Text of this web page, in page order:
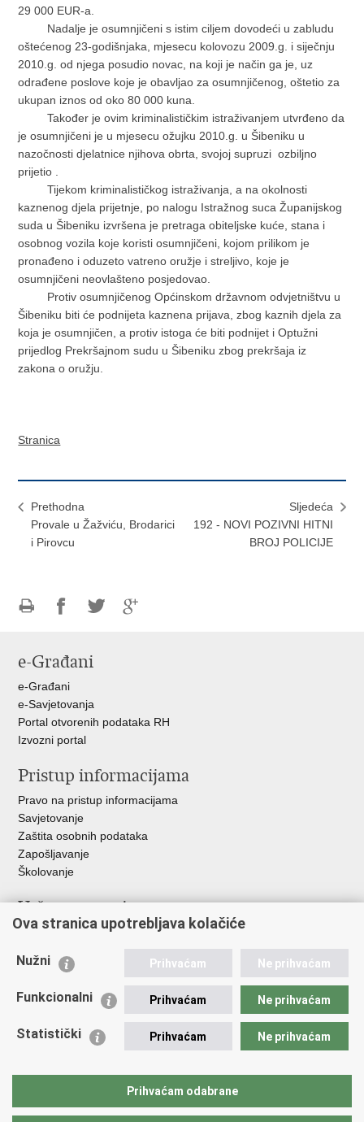
29 000 EUR-a.
Nadalje je osumnjičeni s istim ciljem dovodeći u zabludu
oštećenog 23-godišnjaka, mjesecu kolovozu 2009.g. i siječnju
2010.g. od njega posudio novac, na koji je način ga je, uz
odrađene poslove koje je obavljao za osumnjičenog, oštetio za
ukupan iznos od oko 80 000 kuna.
Također je ovim kriminalističkim istraživanjem utvrđeno da
je osumnjičeni je u mjesecu ožujku 2010.g. u Šibeniku u
nazočnosti djelatnice njihova obrta, svojoj supruzi ozbiljno
prijetio .
Tijekom kriminalističkog istraživanja, a na okolnosti
kaznenog djela prijetnje, po nalogu Istražnog suca Županijskog
suda u Šibeniku izvršena je pretraga obiteljske kuće, stana i
osobnog vozila koje koristi osumnjičeni, kojom prilikom je
pronađeno i oduzeto vatreno oružje i streljivo, koje je
osumnjičeni neovlašteno posjedovao.
Protiv osumnjičenog Općinskom državnom odvjetništvu u
Šibeniku biti će podnijeta kaznena prijava, zbog kaznih djela za
koja je osumnjičen, a protiv istoga će biti podnijet i Optužni
prijedlog Prekršajnom sudu u Šibeniku zbog prekršaja iz
zakona o oružju.
Stranica
Prethodna
Provale u Žažviću, Brodarici
i Pirovcu
Sljedeća
192 - NOVI POZIVNI HITNI
BROJ POLICIJE
FacebookuTwitteru
e-Građani
e-Građani
e-Savjetovanja
Portal otvorenih podataka RH
Izvozni portal
Pristup informacijama
Pravo na pristup informacijama
Savjetovanje
Zaštita osobnih podataka
Zapošljavanje
Školovanje
Važne poveznice
Ministarstvo unutarnjih poslova
Udruge
Policijska akademija
Zaklada policijske solidarnosti
Vučetić"
Ova stranica upotrebljava kolačiće
Nužni Prihvaćam Ne prihvaćam
Funkcionalni Prihvaćam Ne prihvaćam
Statistički Prihvaćam Ne prihvaćam
Prihvaćam odabrane